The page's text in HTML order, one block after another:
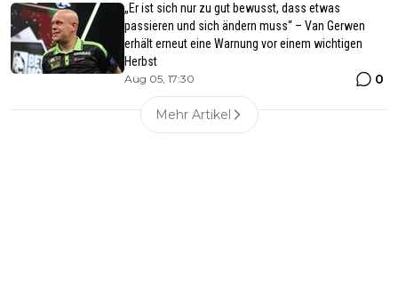
„Er ist sich nur zu gut bewusst, dass etwas
passieren und sich ändern muss“ – Van Gerwen
erhält erneut eine Warnung vor einem wichtigen
Herbst
Aug 05, 17:30 0
Mehr Artikel